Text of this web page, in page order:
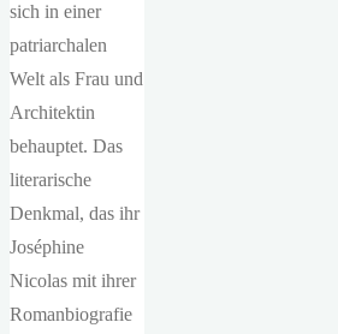
sich in einer
patriarchalen
Welt als Frau und
Architektin
behauptet. Das
literarische
Denkmal, das ihr
Joséphine
Nicolas mit ihrer
Romanbiografie